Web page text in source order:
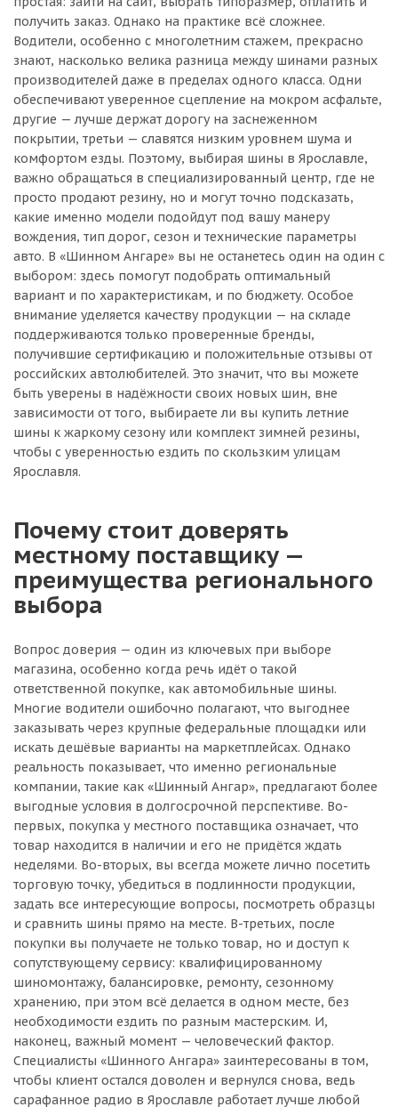
получить заказ. Однако на практике всё сложнее.
Водители, особенно с многолетним стажем, прекрасно
знают, насколько велика разница между шинами разных
производителей даже в пределах одного класса. Одни
обеспечивают уверенное сцепление на мокром асфальте,
другие — лучше держат дорогу на заснеженном
покрытии, третьи — славятся низким уровнем шума и
комфортом езды. Поэтому, выбирая шины в Ярославле,
важно обращаться в специализированный центр, где не
просто продают резину, но и могут точно подсказать,
какие именно модели подойдут под вашу манеру
вождения, тип дорог, сезон и технические параметры
авто. В «Шинном Ангаре» вы не останетесь один на один с
выбором: здесь помогут подобрать оптимальный
вариант и по характеристикам, и по бюджету. Особое
внимание уделяется качеству продукции — на складе
поддерживаются только проверенные бренды,
получившие сертификацию и положительные отзывы от
российских автолюбителей. Это значит, что вы можете
быть уверены в надёжности своих новых шин, вне
зависимости от того, выбираете ли вы купить летние
шины к жаркому сезону или комплект зимней резины,
чтобы с уверенностью ездить по скользким улицам
Ярославля.
Почему стоит доверять
местному поставщику —
преимущества регионального
выбора
Вопрос доверия — один из ключевых при выборе
магазина, особенно когда речь идёт о такой
ответственной покупке, как автомобильные шины.
Многие водители ошибочно полагают, что выгоднее
заказывать через крупные федеральные площадки или
искать дешёвые варианты на маркетплейсах. Однако
реальность показывает, что именно региональные
компании, такие как «Шинный Ангар», предлагают более
выгодные условия в долгосрочной перспективе. Во-
первых, покупка у местного поставщика означает, что
товар находится в наличии и его не придётся ждать
неделями. Во-вторых, вы всегда можете лично посетить
торговую точку, убедиться в подлинности продукции,
задать все интересующие вопросы, посмотреть образцы
и сравнить шины прямо на месте. В-третьих, после
покупки вы получаете не только товар, но и доступ к
сопутствующему сервису: квалифицированному
шиномонтажу, балансировке, ремонту, сезонному
хранению, при этом всё делается в одном месте, без
необходимости ездить по разным мастерским. И,
наконец, важный момент — человеческий фактор.
Специалисты «Шинного Ангара» заинтересованы в том,
чтобы клиент остался доволен и вернулся снова, ведь
сарафанное радио в Ярославле работает лучше любой